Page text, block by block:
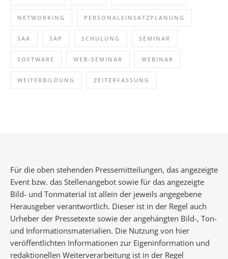
NETWORKING PERSONALEINSATZPLANUNG
SAA SAP SCHULUNG SEMINAR
SOFTWARE WEB-SEMINAR WEBINAR
WEITERBILDUNG ZEITERFASSUNG
Für die oben stehenden Pressemitteilungen, das angezeigte
Event bzw. das Stellenangebot sowie für das angezeigte
Bild- und Tonmaterial ist allein der jeweils angegebene
Herausgeber verantwortlich. Dieser ist in der Regel auch
Urheber der Pressetexte sowie der angehängten Bild-, Ton-
und Informationsmaterialien. Die Nutzung von hier
veröffentlichten Informationen zur Eigeninformation und
redaktionellen Weiterverarbeitung ist in der Regel